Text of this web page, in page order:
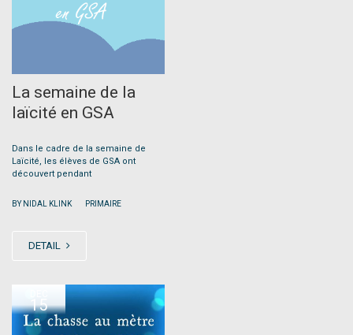
La semaine de la
laïcité en GSA
Dans le cadre de la semaine de
Laïcité, les élèves de GSA ont
découvert pendant
BY NIDAL KLINK PRIMAIRE
DETAIL
15